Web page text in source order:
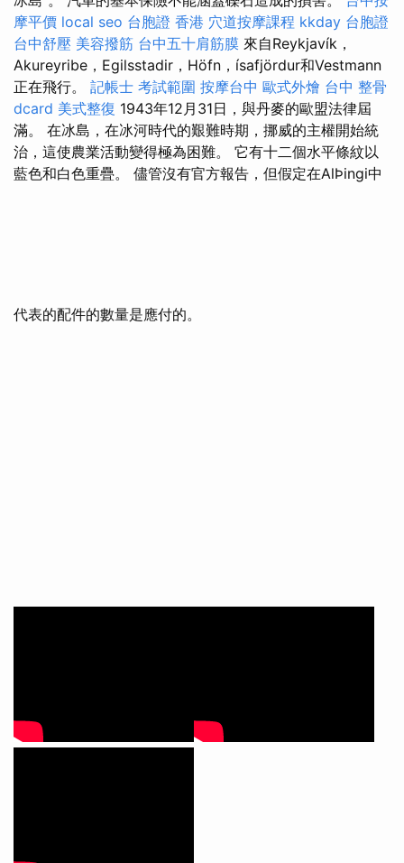
摩平價 local seo 台胞證 香港 穴道按摩課程 kkday 台胞證
台中舒壓 美容撥筋 台中五十肩筋膜 來自Reykjavík，
Akureyribe，Egilsstadir，Höfn，ísafjördur和Vestmann
正在飛行。 記帳士 考試範圍 按摩台中 歐式外燴 台中 整骨
dcard 美式整復 1943年12月31日，與丹麥的歐盟法律屆
滿。 在冰島，在冰河時代的艱難時期，挪威的主權開始統
治，這使農業活動變得極為困難。 它有十二個水平條紋以
藍色和白色重疊。 儘管沒有官方報告，但假定在AlÞingi中
代表的配件的數量是應付的。